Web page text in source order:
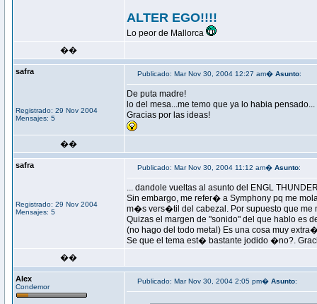
ALTER EGO!!!!
Lo peor de Mallorca
��
safra
Registrado: 29 Nov 2004
Mensajes: 5
Publicado: Mar Nov 30, 2004 12:27 am� Asunto:
De puta madre!
lo del mesa...me temo que ya lo habia
Gracias por las ideas!
��
safra
Registrado: 29 Nov 2004
Mensajes: 5
Publicado: Mar Nov 30, 2004 11:12 am� Asunto:
... dandole vueltas al asunto del ENGL
Sin embargo, me refer� a Symphony pq me
m�s vers�til del cabezal. Por supuesto que me
Quizas el margen de "sonido" del que hablo es
(no hago del todo metal) Es una cosa muy
Se que el tema est� bastante jodido �no?.
��
Alex
Condemor
Publicado: Mar Nov 30, 2004 2:05 pm� Asunto: